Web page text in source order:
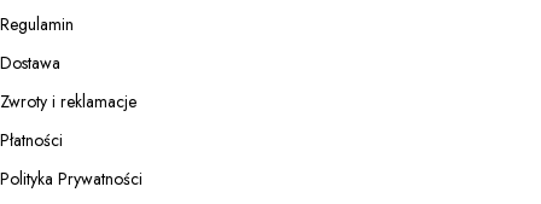
Regulamin
Dostawa
Zwroty i reklamacje
Płatności
Polityka Prywatności